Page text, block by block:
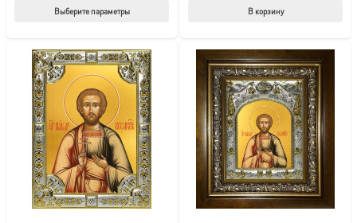
Выберите параметры
странице
В корзину